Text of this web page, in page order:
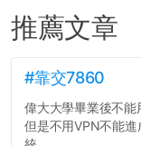
推薦文章
#靠交7860
偉大大學畢業後不能
但是不用VPN不能進